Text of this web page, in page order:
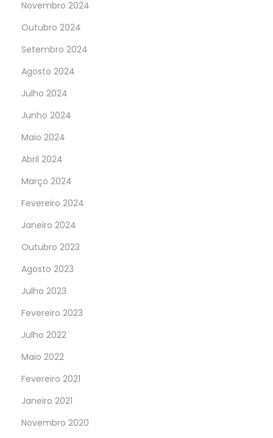
Novembro 2024
Outubro 2024
Setembro 2024
Agosto 2024
Julho 2024
Junho 2024
Maio 2024
Abril 2024
Março 2024
Fevereiro 2024
Janeiro 2024
Outubro 2023
Agosto 2023
Julho 2023
Fevereiro 2023
Julho 2022
Maio 2022
Fevereiro 2021
Janeiro 2021
Novembro 2020